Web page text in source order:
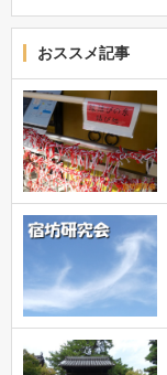
おススメ記事